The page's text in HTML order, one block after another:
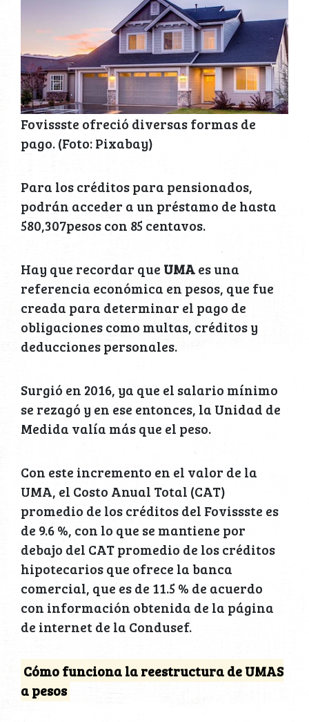
Fovissste ofreció diversas formas de
pago. (Foto: Pixabay)
Para los créditos para pensionados,
podrán acceder a un préstamo de hasta
580,307pesos con 85 centavos.
Hay que recordar que UMAes una
referencia económica en pesos, que fue
creada para determinar el pago de
obligaciones como multas, créditos y
deducciones personales.
Surgió en 2016, ya que el salario mínimo
se rezagó y en ese entonces, la Unidad de
Medida valía más que el peso.
Con este incremento en el valor de la
UMA, el Costo Anual Total (CAT)
promedio de los créditos del Fovissste es
de 9.6 %, con lo que se mantiene por
debajo del CAT promedio de los créditos
hipotecarios que ofrece la banca
comercial, que es de 11.5 % de acuerdo
con información obtenida de la página
de internet de la Condusef.
Cómo funciona la reestructura de UMAS
a pesos